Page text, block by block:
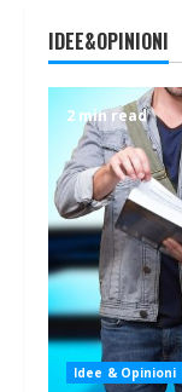
IDEE&OPINIONI
2 min read
Idee & Opinioni